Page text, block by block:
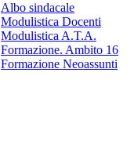
Albo sindacale
Modulistica Docenti
Modulistica A.T.A.
Formazione. Ambito 16
Formazione Neoassunti